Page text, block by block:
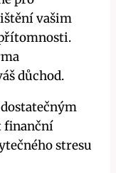
vašim
důchod.
⁤finanční
‍stresu